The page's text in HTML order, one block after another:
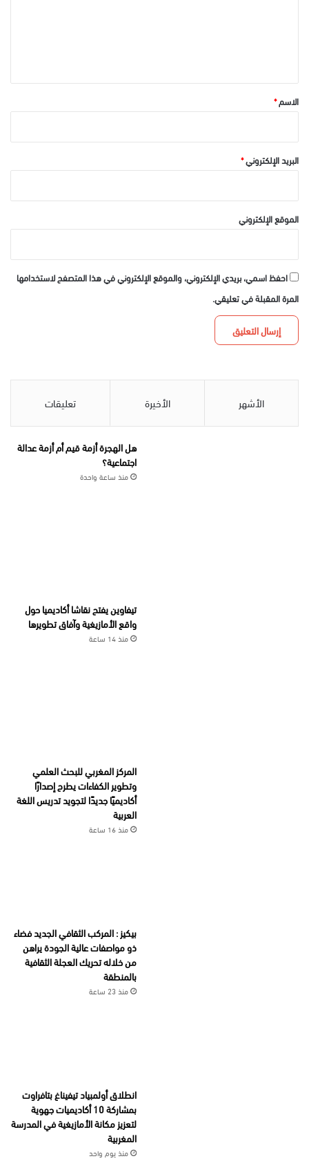
*الاسم*
البريد الإلكتروني*
الموقع الإلكتروني
احفظ اسمي، بريدي الإلكتروني، والموقع الإلكتروني في هذا المتصفح لاستخدامها
المرة المقبلة في تعليقي.
الأشهر الأخيرة تعليقات
هل الهجرة أزمة قيم أم أزمة عدالة
اجتماعية؟
منذ ساعة واحدة
تيفاوين يفتح نقاشا أكاديميا حول
واقع الأمازيغية وآفاق تطويرها
منذ 14 ساعة
المركز المغربي للبحث العلمي
وتطوير الكفاءات يطرح إصدارًا
أكاديميًا جديدًا لتجويد تدريس اللغة
العربية
منذ 16 ساعة
بيكيز : المركب الثقافي الجديد فضاء
ذو مواصفات عالية الجودة يراهن
من خلاله تحريك العجلة الثقافية
بالمنطقة
منذ 23 ساعة
انطلاق أولمبياد تيفيناغ بتافراوت
بمشاركة 10 أكاديميات جهوية
لتعزيز مكانة الأمازيغية في المدرسة
المغربية
منذ يوم واحد